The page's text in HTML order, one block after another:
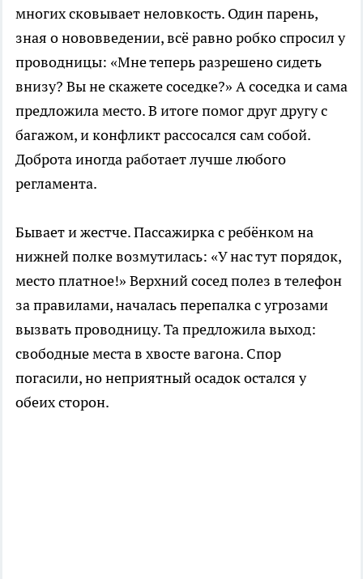
многих сковывает неловкость. Один парень,
зная о нововведении, всё равно робко спросил у
проводницы: «Мне теперь разрешено сидеть
внизу? Вы не скажете соседке?» А соседка и сама
предложила место. В итоге помог друг другу с
багажом, и конфликт рассосался сам собой.
Доброта иногда работает лучше любого
регламента.
Бывает и жестче. Пассажирка с ребёнком на
нижней полке возмутилась: «У нас тут порядок,
место платное!» Верхний сосед полез в телефон
за правилами, началась перепалка с угрозами
вызвать проводницу. Та предложила выход:
свободные места в хвосте вагона. Спор
погасили, но неприятный осадок остался у
обеих сторон.